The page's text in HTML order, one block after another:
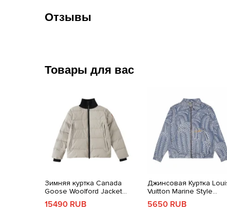
Отзывы
Товары для вас
Зимняя куртка Canada
Goose Woolford Jacket
Light Gray
15490 RUB
Джинсовая Куртка
Vuitton Marine Style
Blue/White
5650 RUB